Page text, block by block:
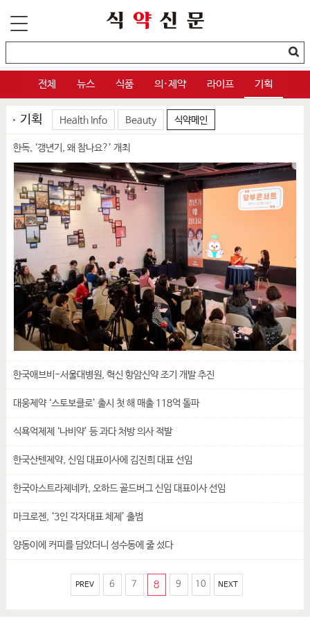
전체 뉴스 식품 의·제약 라이프 기획
기획 Health Info Beauty 식약메인
한독, ‘갱년기, 왜 참나요?’ 개최
한국애브비-서울대병원, 혁신 항암신약 조기 개발 추진
대웅제약 ‘스토보클로’ 출시 첫 해 매출 118억 돌파
식욕억제제 ‘나비약’ 등 과다 처방 의사 적발
한국산텐제약, 신임 대표이사에 김진희 대표 선임
한국아스트라제네카, 오하드 골드버그 신임 대표이사 선임
마크로젠, ‘3인 각자대표 체제’ 출범
양동이에 커피를 담았더니 성수동에 줄 섰다
PREV 6 7 8 9 10 NEXT